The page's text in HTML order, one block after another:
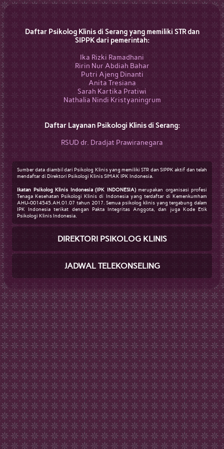
Daftar Psikolog Klinis di Serang yang memiliki STR dan
SIPPK dari pemerintah:
Ika Rizki Ramadhani
Ririn Nur Abdiah Bahar
Putri Ajeng Dinanti
Anita Tresiana
Sarah Kartika Pratiwi
Nathalia Nindi Kristyaningrum
Daftar Layanan Psikologi Klinis di Serang:
RSUD dr. Dradjat Prawiranegara
Sumber data diambil dari Psikolog Klinis yang memiliki STR dan SIPPK aktif dan telah
mendaftar di Direktori Psikologi Klinis SIMAK IPK Indonesia.
Ikatan Psikolog Klinis Indonesia (IPK INDONESIA)merupakan organisasi profesi
Tenaga Kesehatan Psikologi Klinis di Indonesia yang terdaftar di Kemenkumham
AHU-0014545.AH.01.07 tahun 2017. Semua psikolog klinis yang tergabung dalam
IPK Indonesia terikat dengan Pakta Integritas Anggota, dan juga Kode Etik
Psikologi Klinis Indonesia.
DIREKTORI PSIKOLOG KLINIS
JADWAL TELEKONSELING